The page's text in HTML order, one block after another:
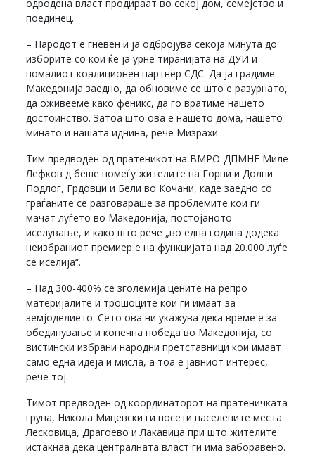
одродена власт продираат во секој дом, семејство и
поединец.
– Народот е гневен и ја одбројува секоја минута до
изборите со кои ќе ја урне тиранијата на ДУИ и
помалиот коалиционен партнер СДС. Да ја градиме
Македонија заедно, да обновиме се што е разурнато,
да оживееме како феникс, да го вратиме нашето
достоинство. Затоа што ова е нашето дома, нашето
минато и нашата иднина, рече Мизрахи.
Тим предводен од пратеникот на ВМРО-ДПМНЕ Миле
Лефков д беше помеѓу жителите на Горни и Долни
Подлог, Грдовци и Бели во Кочани, каде заедно со
граѓаните се разговараше за проблемите кои ги
мачат луѓето во Македонија, постојаното
иселување, и како што рече „во една година додека
неизбраниот премиер е на функцијата над 20.000 луѓе
се иселија“.
– Над 300-400% се зголемија цените на репро
материјалите и трошоците кои ги имаат за
земјоделието. Сето ова ни укажува дека време е за
обединување и конечна победа во Македонија, со
вистински избрани народни претставници кои имаат
само една идеја и мисла, а тоа е јавниот интерес,
рече тој.
Тимот предводен од координаторот на пратеничката
група, Никола Мицевски ги посети населените места
Лесковица, Драгоево и Лакавица при што жителите
истакнаа дека централната власт ги има заборавено.